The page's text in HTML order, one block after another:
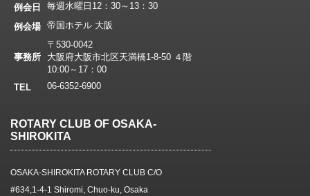
例会日
毎週水曜日12：30～13：30
例会場 帝国ホテル 大阪
事務所
〒530-0042
大阪府大阪市北区天満橋1-8-50 ４階
10:00～17：00
TEL
06-6352-6900
ROTARY CLUB OF OSAKA-
SHIROKITA
OSAKA-SHIROKITA ROTARY CLUB C/O
#634,1-4-1 Shiromi, Chuo-ku, Osaka